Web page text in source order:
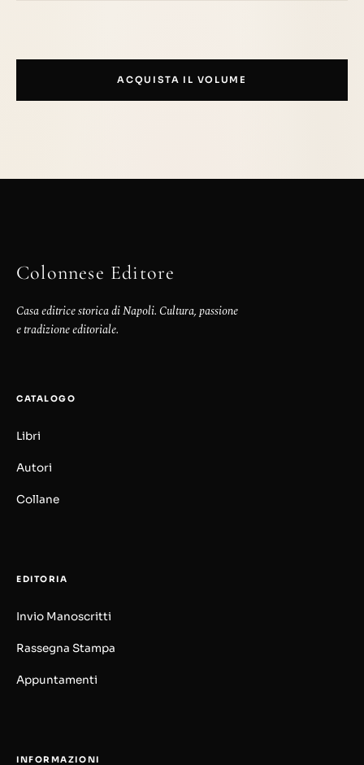
ACQUISTA IL VOLUME
Colonnese Editore
Casa editrice storica di Napoli. Cultura, passione
e tradizione editoriale.
CATALOGO
Libri
Autori
Collane
EDITORIA
Invio Manoscritti
Rassegna Stampa
Appuntamenti
INFORMAZIONI